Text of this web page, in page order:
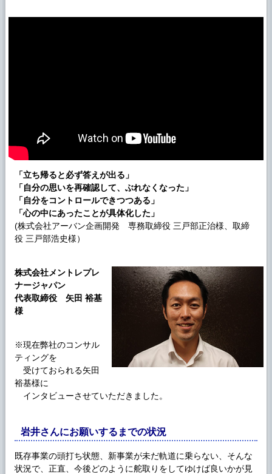
「立ち帰ると必ず答えが出る」
「自分の思いを再確認して、ぶれなくなった」
「自分をコントロールできつつある」
「心の中にあったことが具体化した」
(株式会社アーバン企画開発 専務取締役 三戸部正治様、取締
役 三戸部浩史様）
株式会社メントレプレ
ナージャパン
代表取締役 矢田 裕基
様
※現在弊社のコンサル
ティングを
受けておられる矢田
裕基様に
インタビューさせていただきました。
岩井さんにお願いするまでの状況
既存事業の頭打ち状態、新事業が未だ軌道に乗らない、そんな
状況で、正直、今後どのように舵取りをしてゆけば良いかが見